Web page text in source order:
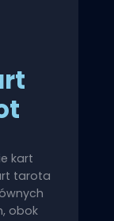
kart
tarota
obok